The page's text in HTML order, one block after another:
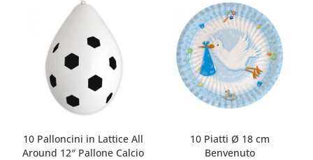
10 Palloncini in Lattice All
Around 12″ Pallone Calcio
10 Piatti Ø 18 cm
Benvenuto